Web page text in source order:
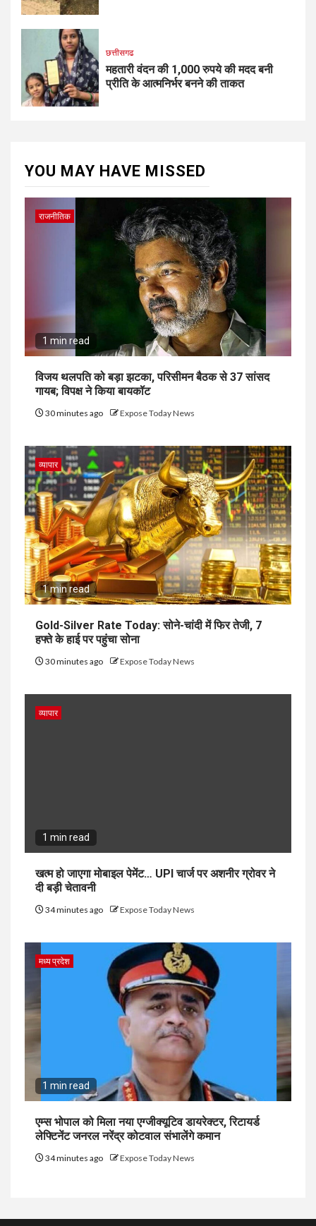
छत्तीसगढ
महतारी वंदन की 1,000 रुपये की मदद बनी
प्रीति के आत्मनिर्भर बनने की ताकत
YOU MAY HAVE MISSED
राजनीतिक
1 min read
विजय थलपति को बड़ा झटका, परिसीमन बैठक से 37 सांसद
गायब; विपक्ष ने किया बायकॉट
30 minutes ago Expose Today News
व्यापार
1 min read
Gold-Silver Rate Today: सोने-चांदी में फिर तेजी, 7
हफ्ते के हाई पर पहुंचा सोना
30 minutes ago Expose Today News
व्यापार
1 min read
खत्म हो जाएगा मोबाइल पेमेंट… UPI चार्ज पर अशनीर ग्रोवर ने
दी बड़ी चेतावनी
34 minutes ago Expose Today News
मध्य प्रदेश
1 min read
एम्स भोपाल को मिला नया एग्जीक्यूटिव डायरेक्टर, रिटायर्ड
लेफ्टिनेंट जनरल नरेंद्र कोटवाल संभालेंगे कमान
34 minutes ago Expose Today News